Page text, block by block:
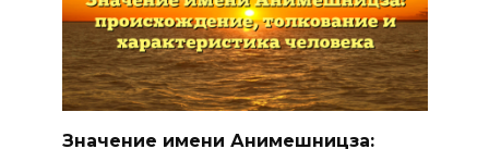
Значение имени Анимешницза: